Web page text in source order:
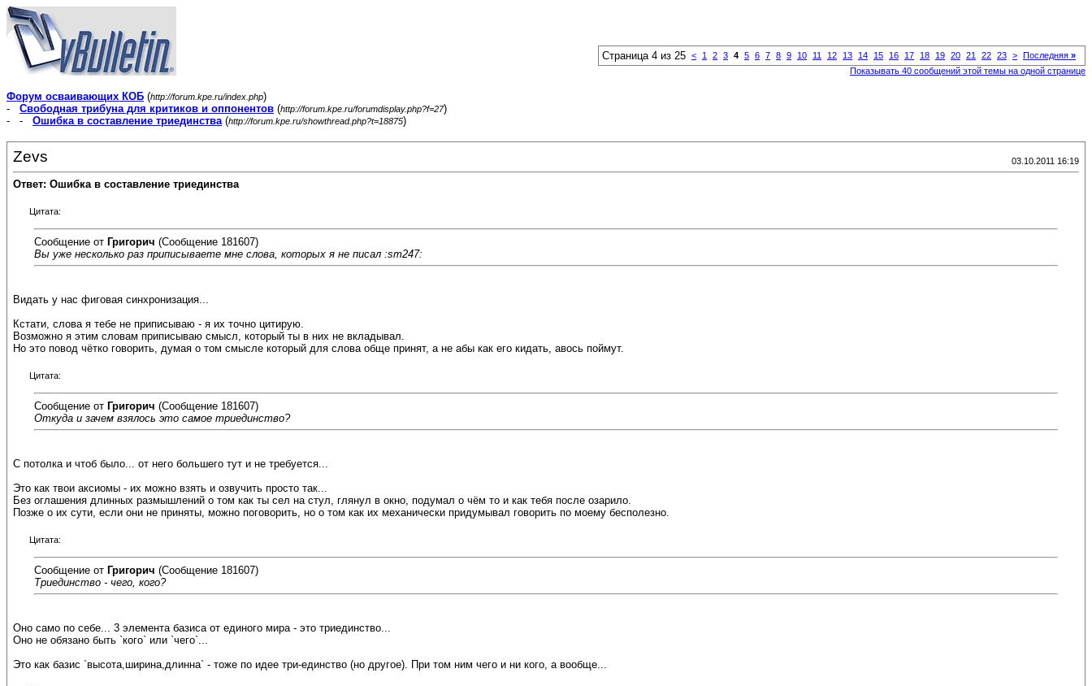
Страница 4 из 25 < 1 2 3 4 5 6 7 8 9 10 11 12 13 14 15 16 17 18 19 20 21 22 23 > Последняя »
Показывать 40 сообщений этой темы на одной странице
Форум осваивающих КОБ (http://forum.kpe.ru/index.php)
- Свободная трибуна для критиков и оппонентов (http://forum.kpe.ru/forumdisplay.php?f=27)
- - Ошибка в составление триединства(http://forum.kpe.ru/showthread.php?t=18875)
Zevs 03.10.2011 16:19
Ответ: Ошибка в составление триединства
Цитата:
Сообщение от Григорич (Сообщение 181607)
Вы уже несколько раз приписываете мне слова, которых я не писал :sm247:
Видать у нас фиговая синхронизация...
Кстати, слова я тебе не приписываю - я их точно цитирую.
Возможно я этим словам приписываю смысл, который ты в них не вкладывал.
Но это повод чётко говорить, думая о том смысле который для слова обще принят, а не абы как его кидать, авось поймут.
Цитата:
Сообщение от Григорич (Сообщение 181607)
Откуда и зачем взялось это самое триединство?
С потолка и чтоб было... от него большего тут и не требуется...
Это как твои аксиомы - их можно взять и озвучить просто так...
Без оглашения длинных размышлений о том как ты сел на стул, глянул в окно, подумал о чём то и как тебя после озарило.
Позже о их сути, если они не приняты, можно поговорить, но о том как их механически придумывал говорить по моему бесполезно.
Цитата:
Сообщение от Григорич (Сообщение 181607)
Триединство - чего, кого?
Оно само по себе... 3 элемента базиса от единого мира - это триединство...
Оно не обязано быть `кого` или `чего`...
Это как базис `высота,ширина,длинна` - тоже по идее три-единство (но другое). При том ним чего и ни кого, а вообще...